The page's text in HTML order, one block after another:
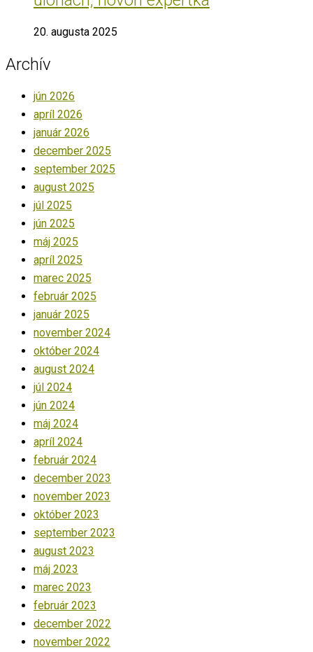
20. augusta 2025
Archív
jún 2026
apríl 2026
január 2026
december 2025
september 2025
august 2025
júl 2025
jún 2025
máj 2025
apríl 2025
marec 2025
február 2025
január 2025
november 2024
október 2024
august 2024
júl 2024
jún 2024
máj 2024
apríl 2024
február 2024
december 2023
november 2023
október 2023
september 2023
august 2023
máj 2023
marec 2023
február 2023
december 2022
november 2022